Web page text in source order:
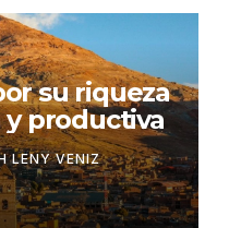
su riqueza
productiva
LENY VENIZ